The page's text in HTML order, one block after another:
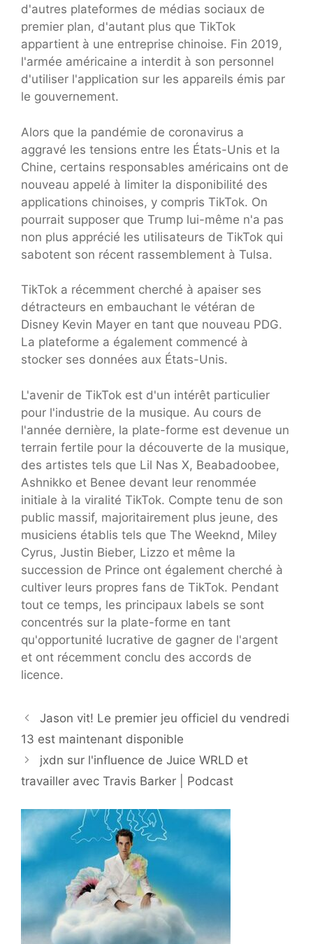
d'autres plateformes de médias sociaux de
premier plan, d'autant plus que TikTok
appartient à une entreprise chinoise. Fin 2019,
l'armée américaine a interdit à son personnel
d'utiliser l'application sur les appareils émis par
le gouvernement.
Alors que la pandémie de coronavirus a
aggravé les tensions entre les États-Unis et la
Chine, certains responsables américains ont de
nouveau appelé à limiter la disponibilité des
applications chinoises, y compris TikTok. On
pourrait supposer que Trump lui-même n'a pas
non plus apprécié les utilisateurs de TikTok qui
sabotent son récent rassemblement à Tulsa.
TikTok a récemment cherché à apaiser ses
détracteurs en embauchant le vétéran de
Disney Kevin Mayer en tant que nouveau PDG.
La plateforme a également commencé à
stocker ses données aux États-Unis.
L'avenir de TikTok est d'un intérêt particulier
pour l'industrie de la musique. Au cours de
l'année dernière, la plate-forme est devenue un
terrain fertile pour la découverte de la musique,
des artistes tels que Lil Nas X, Beabadoobee,
Ashnikko et Benee devant leur renommée
initiale à la viralité TikTok. Compte tenu de son
public massif, majoritairement plus jeune, des
musiciens établis tels que The Weeknd, Miley
Cyrus, Justin Bieber, Lizzo et même la
succession de Prince ont également cherché à
cultiver leurs propres fans de TikTok. Pendant
tout ce temps, les principaux labels se sont
concentrés sur la plate-forme en tant
qu'opportunité lucrative de gagner de l'argent
et ont récemment conclu des accords de
licence.
Jason vit! Le premier jeu officiel du vendredi
13 est maintenant disponible
jxdn sur l'influence de Juice WRLD et
travailler avec Travis Barker | Podcast